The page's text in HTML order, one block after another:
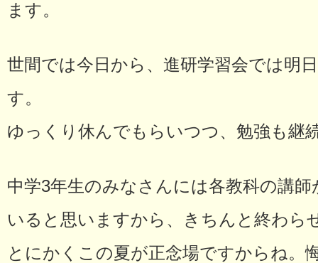
ます。
世間では今日から、進研学習会では明
す。
ゆっくり休んでもらいつつ、勉強も継
中学3年生のみなさんには各教科の講
いると思いますから、きちんと終わら
とにかくこの夏が正念場ですからね。